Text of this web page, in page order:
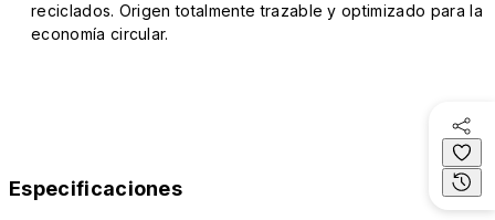
reciclados. Origen totalmente trazable y optimizado para la
economía circular.
Especificaciones